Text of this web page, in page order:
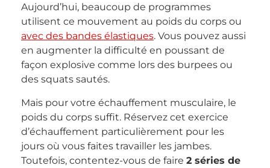
Aujourd’hui, beaucoup de programmes
utilisent ce mouvement au poids du corps ou
avec des bandes élastiques. Vous pouvez aussi
en augmenter la difficulté en poussant de
façon explosive comme lors des burpees ou
des squats sautés.
Mais pour votre échauffement musculaire, le
poids du corps suffit. Réservez cet exercice
d’échauffement particulièrement pour les
jours où vous faites travailler les jambes.
Toutefois, contentez-vous de faire 2 séries de